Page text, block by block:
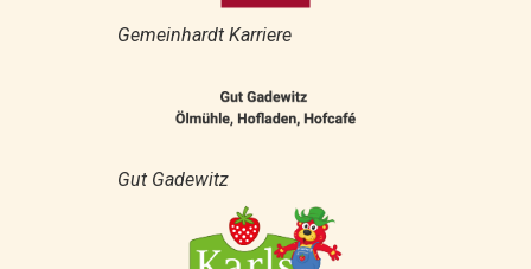
Gemeinhardt Karriere
Gut Gadewitz